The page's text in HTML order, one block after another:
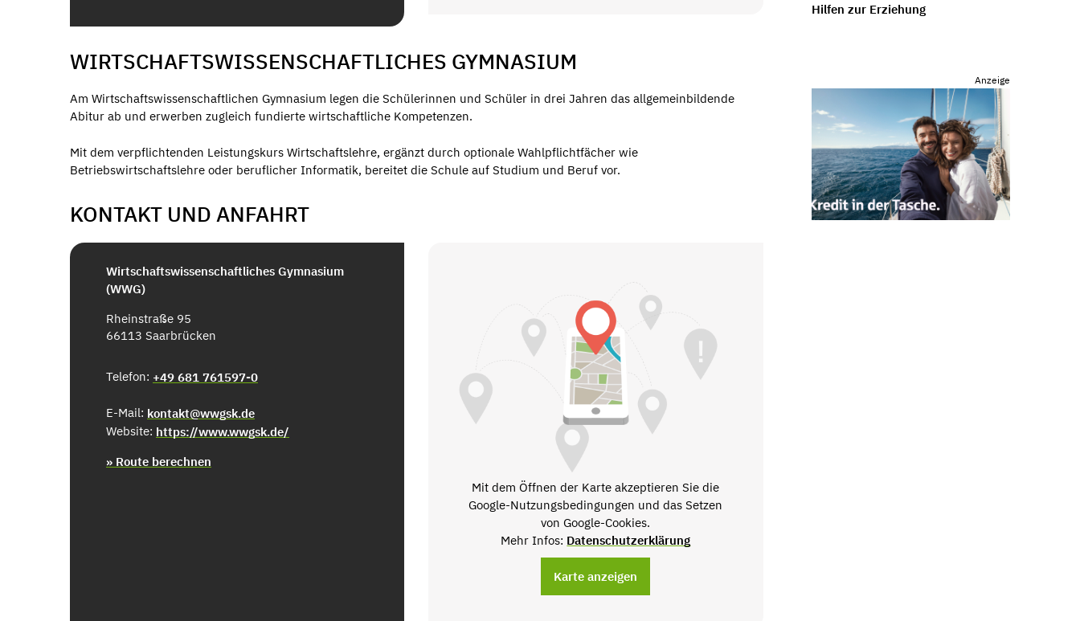
WIRTSCHAFTSWISSENSCHAFTLICHES GYMNASIUM
Am Wirtschaftswissenschaftlichen Gymnasium legen die Schülerinnen und Schüler in drei Jahren das allgemeinbildende
Abitur ab und erwerben zugleich fundierte wirtschaftliche Kompetenzen.
Mit dem verpflichtenden Leistungskurs Wirtschaftslehre, ergänzt durch optionale Wahlpflichtfächer wie
Betriebswirtschaftslehre oder beruflicher Informatik, bereitet die Schule auf Studium und Beruf vor.
KONTAKT UND ANFAHRT
Wirtschaftswissenschaftliches Gymnasium
(WWG)
Rheinstraße 95
66113 Saarbrücken
Telefon: +49 681 761597-0
E-Mail: kontakt@wwgsk.de
Website: https://www.wwgsk.de/
» Route berechnen
Mit dem Öffnen der Karte akzeptieren Sie die
Google-Nutzungsbedingungen und das Setzen
von Google-Cookies.
Mehr Infos: Datenschutzerklärung
Karte anzeigen
Hilfen zur Erziehung
Anzeige